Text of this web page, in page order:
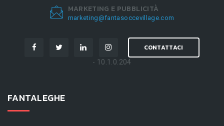
MARKETING E PUBBLICITÀ
marketing@fantasoccevillage.com
CONTATTACI
- 10.1.0.204
FANTALEGHE